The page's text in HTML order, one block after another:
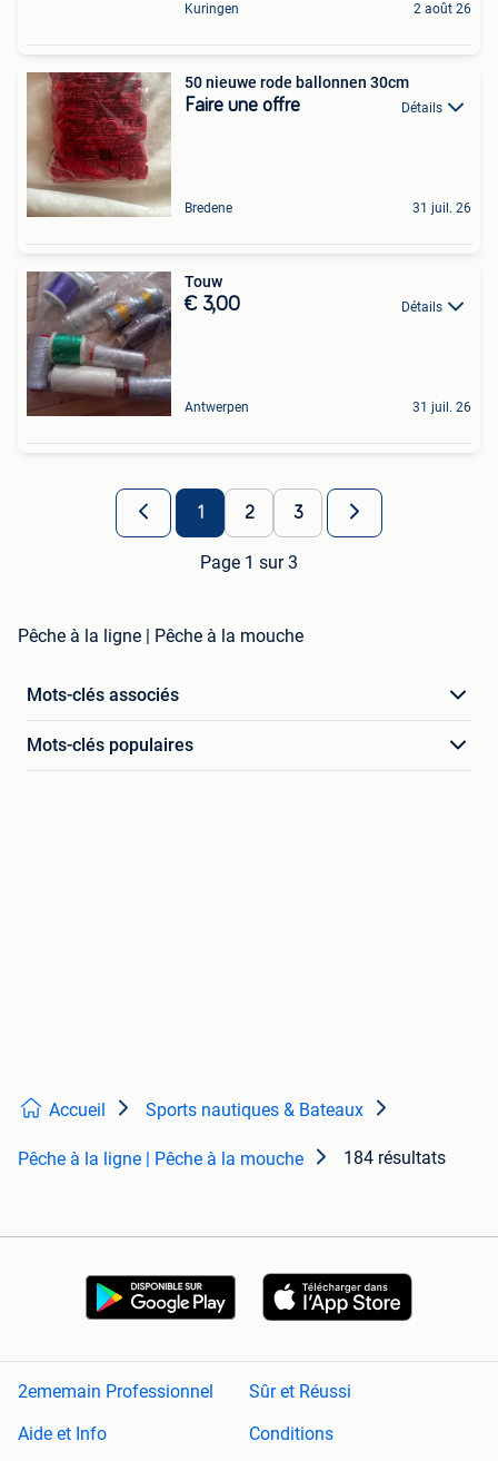
Kuringen 2 août 26
50 nieuwe rode ballonnen 30cm
Faire une offre Détails
Bredene 31 juil. 26
Touw
€ 3,00 Détails
Antwerpen 31 juil. 26
1 2 3
Page 1 sur 3
Pêche à la ligne | Pêche à la mouche
Mots-clés associés
Mots-clés populaires
Accueil Sports nautiques & Bateaux
Pêche à la ligne | Pêche à la mouche 184 résultats
2ememain Professionnel
Sûr et Réussi
Aide et Info
Conditions